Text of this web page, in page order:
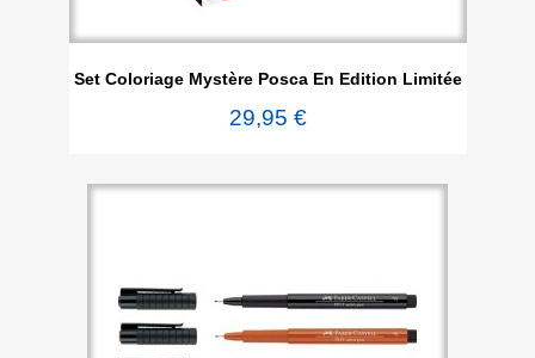
Set Coloriage Mystère Posca En Edition Limitée
29,95 €